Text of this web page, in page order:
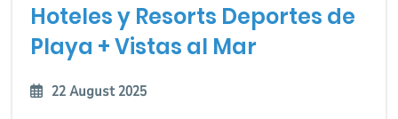
Hoteles y Resorts Deportes de
Playa + Vistas al Mar
22 August 2025